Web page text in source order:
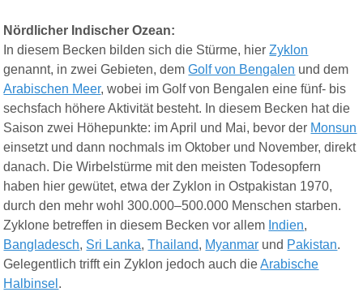
Nördlicher Indischer Ozean:
In diesem Becken bilden sich die Stürme, hierZyklon
genannt, in zwei Gebieten, demGolf von Bengalen und dem
Arabischen Meer, wobei im Golf von Bengalen eine fünf- bis
sechsfach höhere Aktivität besteht. In diesem Becken hat die
Saison zwei Höhepunkte: im April und Mai, bevor der Monsun
einsetzt und dann nochmals im Oktober und November, direkt
danach. Die Wirbelstürme mit den meisten Todesopfern
haben hier gewütet, etwa der Zyklon in Ostpakistan 1970,
durch den mehr wohl 300.000–500.000 Menschen starben.
Zyklone betreffen in diesem Becken vor allem Indien,
Bangladesch, Sri Lanka,Thailand, Myanmar und Pakistan.
Gelegentlich trifft ein Zyklon jedoch auch dieArabische
Halbinsel .